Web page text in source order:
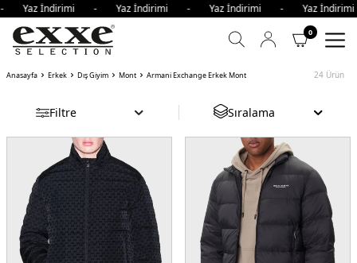
İndirimi - Yaz İndirimi - Yaz İndirimi - Yaz
0
Anasayfa Erkek Dış Giyim Mont Armani Exchange Erkek Mont 24 Ürün
Filtre Sıralama